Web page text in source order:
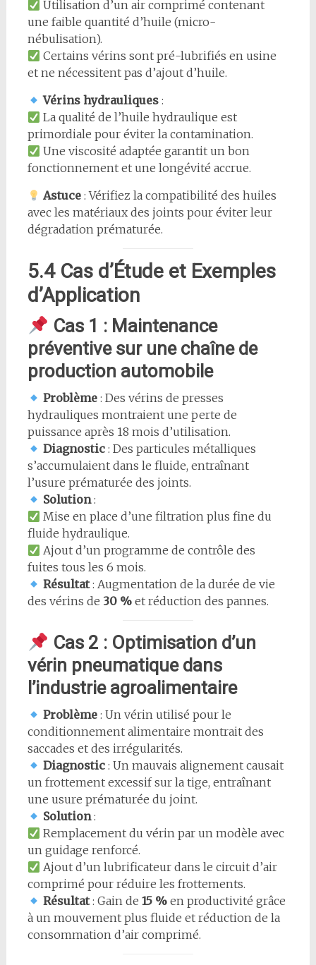
Utilisation d’un air comprimé contenant
une faible quantité d’huile (micro-
nébulisation).
Certains vérins sont pré-lubrifiés en usine
et ne nécessitent pas d’ajout d’huile.
Vérins hydrauliques :
La qualité de l’huile hydraulique est
primordiale pour éviter la contamination.
Une viscosité adaptée garantit un bon
fonctionnement et une longévité accrue.
Astuce : Vérifiez la compatibilité des huiles
avec les matériaux des joints pour éviter leur
dégradation prématurée.
5.4 Cas d’Étude et Exemples
d’Application
Cas 1 : Maintenance
préventive sur une chaîne de
production automobile
Problème : Des vérins de presses
hydrauliques montraient une perte de
puissance après 18 mois d’utilisation.
Diagnostic : Des particules métalliques
s’accumulaient dans le fluide, entraînant
l’usure prématurée des joints.
Solution:
Mise en place d’une filtration plus fine du
fluide hydraulique.
Ajout d’un programme de contrôle des
fuites tous les 6 mois.
Résultat: Augmentation de la durée de vie
des vérins de 30 %et réduction des pannes.
Cas 2 : Optimisation d’un
vérin pneumatique dans
l’industrie agroalimentaire
Problème : Un vérin utilisé pour le
conditionnement alimentaire montrait des
saccades et des irrégularités.
Diagnostic : Un mauvais alignement causait
un frottement excessif sur la tige, entraînant
une usure prématurée du joint.
Solution:
Remplacement du vérin par un modèle avec
un guidage renforcé.
Ajout d’un lubrificateur dans le circuit d’air
comprimé pour réduire les frottements.
Résultat: Gain de15 % en productivité grâce
à un mouvement plus fluide et réduction de la
consommation d’air comprimé.